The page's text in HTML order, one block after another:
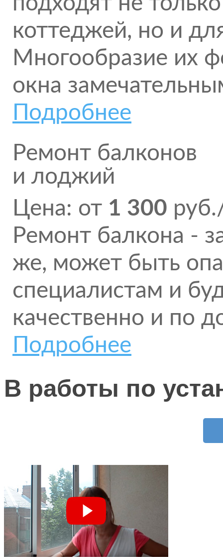
коттеджей, но и
Многообразие их
окна
Подробнее
Ремонт балконов
и лоджий
Цена: от 1 300
Ремонт балкона -
же, может быть
специалистам и
качественно и по
Подробнее
В работы по